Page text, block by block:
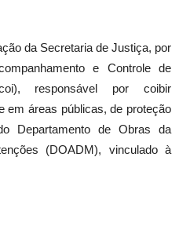
da Secretaria de Justiça, por
e Controle de
responsável por coibir
em áreas públicas, de proteção
Departamento de Obras da
(DOADM), vinculado à